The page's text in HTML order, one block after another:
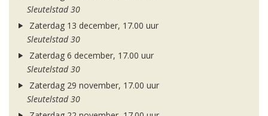
Sleutelstad 30
Zaterdag 13 december, 17.00 uur
Sleutelstad 30
Zaterdag 6 december, 17.00 uur
Sleutelstad 30
Zaterdag 29 november, 17.00 uur
Sleutelstad 30